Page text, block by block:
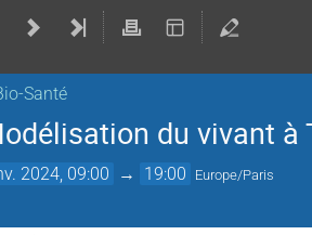
Santé
du vivant à
2024, 09:00 → 19:00 Europe/Paris